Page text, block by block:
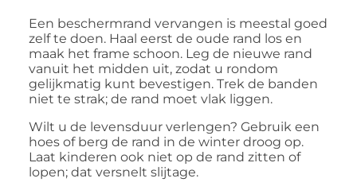
Een beschermrand vervangen is meestal goed
zelf te doen. Haal eerst de oude rand los en
maak het frame schoon. Leg de nieuwe rand
vanuit het midden uit, zodat u rondom
gelijkmatig kunt bevestigen. Trek de banden
niet te strak; de rand moet vlak liggen.
Wilt u de levensduur verlengen? Gebruik een
hoes of berg de rand in de winter droog op.
Laat kinderen ook niet op de rand zitten of
lopen; dat versnelt slijtage.